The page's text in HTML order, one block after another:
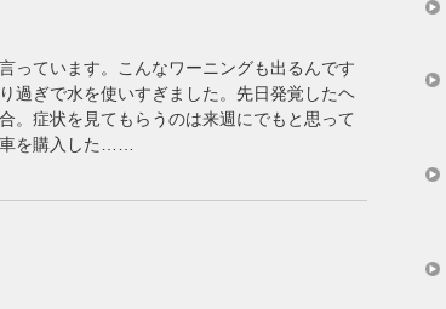
っています。こんなワーニングも出るんです
過ぎで水を使いすぎました。先日発覚したヘ
。症状を見てもらうのは来週にでもと思って
を購入した……